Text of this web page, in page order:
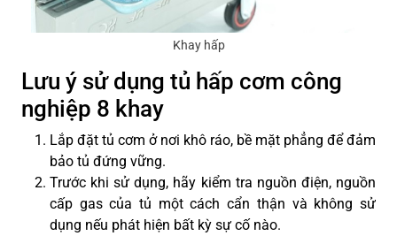
Khay hấp
Lưu ý sử dụng tủ hấp cơm công
nghiệp 8 khay
Lắp đặt tủ cơm ở nơi khô ráo, bề mặt phẳng để đảm
bảo tủ đứng vững.
Trước khi sử dụng, hãy kiểm tra nguồn điện, nguồn
cấp gas của tủ một cách cẩn thận và không sử
dụng nếu phát hiện bất kỳ sự cố nào.